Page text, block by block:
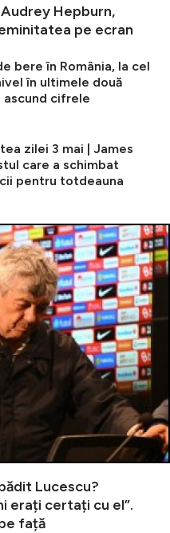
Hepburn,
pe ecran
bere în România, la cel
în ultimele două
ascund cifrele
zilei 3 mai | James
care a schimbat
pentru totdeauna
Lucescu?
erați certați cu el”.
față